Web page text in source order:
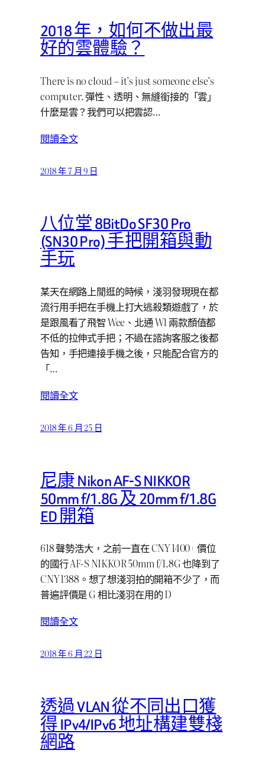
2018 年，如何不做出最
好的雲體驗？
There is no cloud – it’s just someone else’s
computer. 彈性、透明、無縫銜接的「雲」
什麼是雲？我們可以把雲認…
閱讀全文
2018 年 7 月 9 日
八位堂 8BitDo SF30 Pro
(SN30 Pro) 手把開箱與動
手玩
某天在網路上閒逛的時候，淺羽發現現在都
流行用手把在手機上打大逃殺類遊戲了，於
是跟風看了飛智 Wee、北通 W1 兩款顏值都
不低的拉伸式手把；不過在諮詢客服之後都
告知，手把連接手機之後，只能配合官方的
「…
閱讀全文
2018 年 6 月 25 日
尼康 Nikon AF-S NIKKOR
50mm f/1.8G 及 20mm f/1.8G
ED 開箱
618 聲勢浩大，之前一直在 CNY 1400+ 價位
的國行 AF-S NIKKOR 50mm f/1.8G 也降到了
CNY 1388。想了想淺羽拍的開箱不少了，而
普遍評價是 G 相比淺羽在用的 D
閱讀全文
2018 年 6 月 22 日
透過 VLAN 從不同出口獲
得 IPv4/IPv6 地址構建雙棧
網路